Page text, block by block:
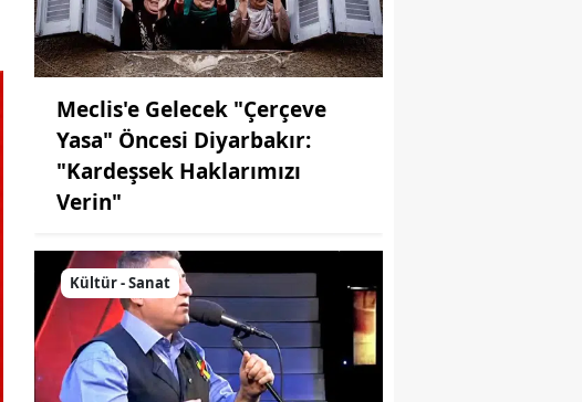
Meclis'e Gelecek "Çerçeve
Yasa" Öncesi Diyarbakır:
"Kardeşsek Haklarımızı
Verin"
Kültür - Sanat